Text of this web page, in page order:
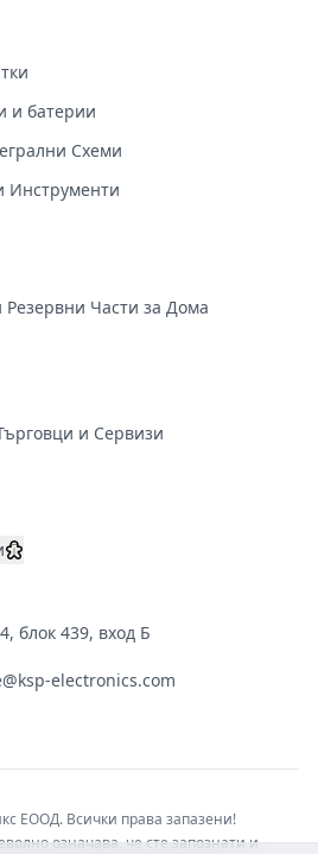
и батерии
Схеми
Инструменти
Резервни Части за Дома
и Сервизи
блок 439, вход Б
electronics.com
ЕООД. Всички права запазени!
означава, че сте запознати и